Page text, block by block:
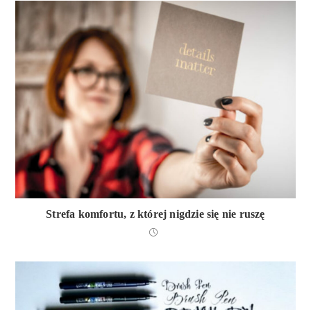
Strefa komfortu, z której nigdzie się nie ruszę